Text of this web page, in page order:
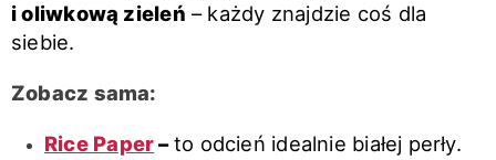
i oliwkową zieleń – każdy znajdzie coś dla
siebie.
Zobacz sama:
Rice Paper–to odcień idealnie białej perły.